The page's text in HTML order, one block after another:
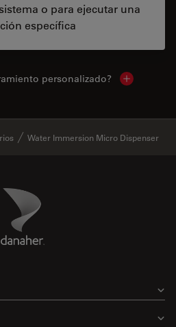
o para ejecutar una
específica
personalizado? Show local
✕
Water Immersion Micro Dispenser
Danaher Logo